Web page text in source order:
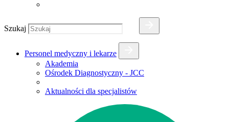
Szukaj
Personel medyczny i lekarze
Akademia
Ośrodek Diagnostyczny - JCC
Aktualności dla specjalistów